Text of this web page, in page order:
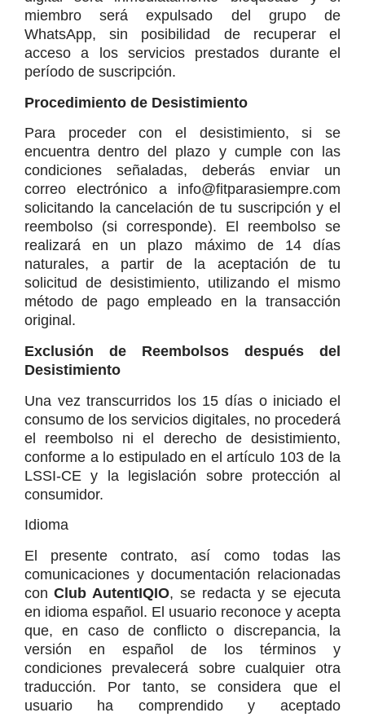
miembro será expulsado del grupo de
WhatsApp, sin posibilidad de recuperar el
acceso a los servicios prestados durante el
período de suscripción.
Procedimiento de Desistimiento
Para proceder con el desistimiento, si se
encuentra dentro del plazo y cumple con las
condiciones señaladas, deberás enviar un
correo electrónico a info@fitparasiempre.com
solicitando la cancelación de tu suscripción y el
reembolso (si corresponde). El reembolso se
realizará en un plazo máximo de 14 días
naturales, a partir de la aceptación de tu
solicitud de desistimiento, utilizando el mismo
método de pago empleado en la transacción
original.
Exclusión de Reembolsos después del
Desistimiento
Una vez transcurridos los 15 días o iniciado el
consumo de los servicios digitales, no procederá
el reembolso ni el derecho de desistimiento,
conforme a lo estipulado en el artículo 103 de la
LSSI-CE y la legislación sobre protección al
consumidor.
Idioma
El presente contrato, así como todas las
comunicaciones y documentación relacionadas
con Club AutentIQIO, se redacta y se ejecuta
en idioma español. El usuario reconoce y acepta
que, en caso de conflicto o discrepancia, la
versión en español de los términos y
condiciones prevalecerá sobre cualquier otra
traducción. Por tanto, se considera que el
usuario ha comprendido y aceptado